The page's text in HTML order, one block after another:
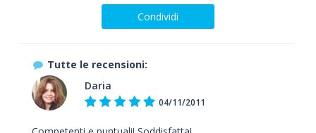
Condividi
Tutte le recensioni:
Daria
04/11/2011